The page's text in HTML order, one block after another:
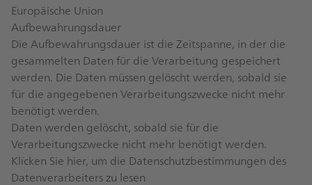
Europäische Union
Aufbewahrungsdauer
Die Aufbewahrungsdauer ist die Zeitspanne, in der die
gesammelten Daten für die Verarbeitung gespeichert
werden. Die Daten müssen gelöscht werden, sobald sie
für die angegebenen Verarbeitungszwecke nicht mehr
benötigt werden.
Daten werden gelöscht, sobald sie für die
Verarbeitungszwecke nicht mehr benötigt werden.
Klicken Sie hier, um die Datenschutzbestimmungen des
Datenverarbeiters zu lesen